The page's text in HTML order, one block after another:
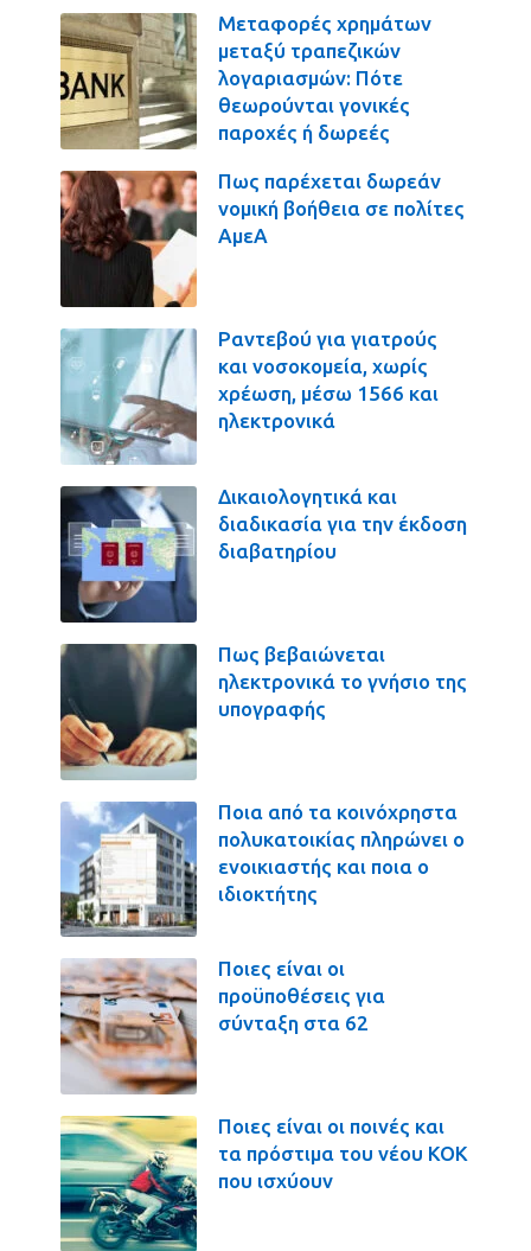
Μεταφορές χρημάτων
μεταξύ τραπεζικών
λογαριασμών: Πότε
θεωρούνται γονικές
παροχές ή δωρεές
Πως παρέχεται δωρεάν
νομική βοήθεια σε πολίτες
ΑμεΑ
Ραντεβού για γιατρούς
και νοσοκομεία, χωρίς
χρέωση, μέσω 1566 και
ηλεκτρονικά
Δικαιολογητικά και
διαδικασία για την έκδοση
διαβατηρίου
Πως βεβαιώνεται
ηλεκτρονικά το γνήσιο της
υπογραφής
Ποια από τα κοινόχρηστα
πολυκατοικίας πληρώνει ο
ενοικιαστής και ποια ο
ιδιοκτήτης
Ποιες είναι οι
προϋποθέσεις για
σύνταξη στα 62
Ποιες είναι οι ποινές και
τα πρόστιμα του νέου ΚΟΚ
που ισχύουν